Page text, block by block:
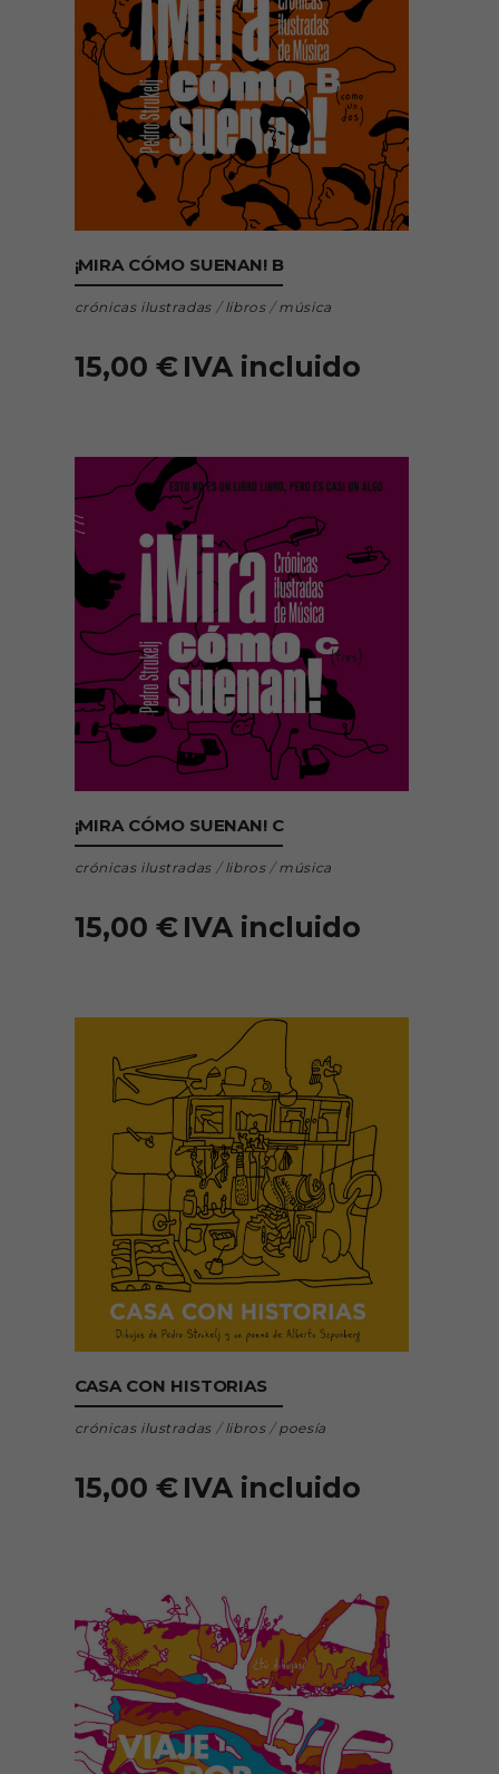
¡MIRA CÓMO SUENAN! B
crónicas ilustradas/libros/música
15,00 € IVA incluido
¡MIRA CÓMO SUENAN! C
crónicas ilustradas/libros/música
15,00 € IVA incluido
CASA CON HISTORIAS
crónicas ilustradas/libros/poesía
15,00 € IVA incluido